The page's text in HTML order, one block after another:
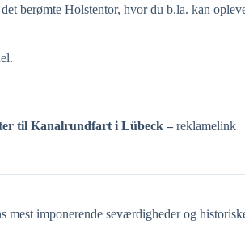
berømte Holstentor, hvor du b.la. kan
til Kanalrundfart i Lübeck – reklamelink
imponerende seværdigheder og